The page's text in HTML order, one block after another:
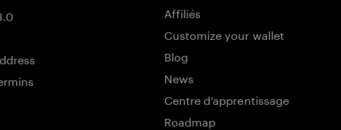
Affiliés
Customize your wallet
Blog
News
Centre d’apprentissage
Roadmap